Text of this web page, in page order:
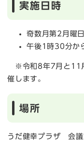
実施日時
奇数月第2月曜
午後1時30分か
※令和8年7月と11
催します。
場所
うだ健幸プラザ 会